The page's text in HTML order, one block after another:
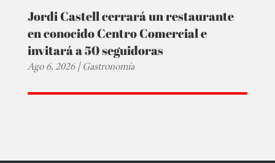
Jordi Castell cerrará un restaurante
en conocido Centro Comercial e
invitará a 50 seguidoras
Ago 6, 2026|Gastronomía